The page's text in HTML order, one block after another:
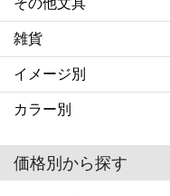
その他文具
雑貨
イメージ別
カラー別
価格別から探す